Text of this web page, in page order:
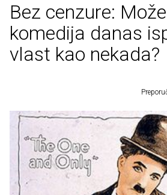
Bez cenzure:
komedija danas
vlast kao nekada?